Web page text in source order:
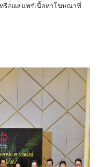
รือเผยแพร่เนื้อหาโฆษณาที่